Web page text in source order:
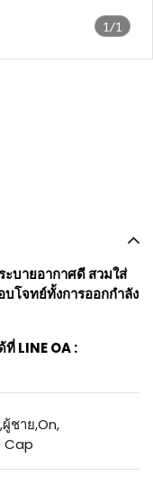
1/1
บายอากาศดี สวมใส่
โจทย์ทั้งการออกกำลัง
LINE OA :
,ผู้ชาย,On,
Cap